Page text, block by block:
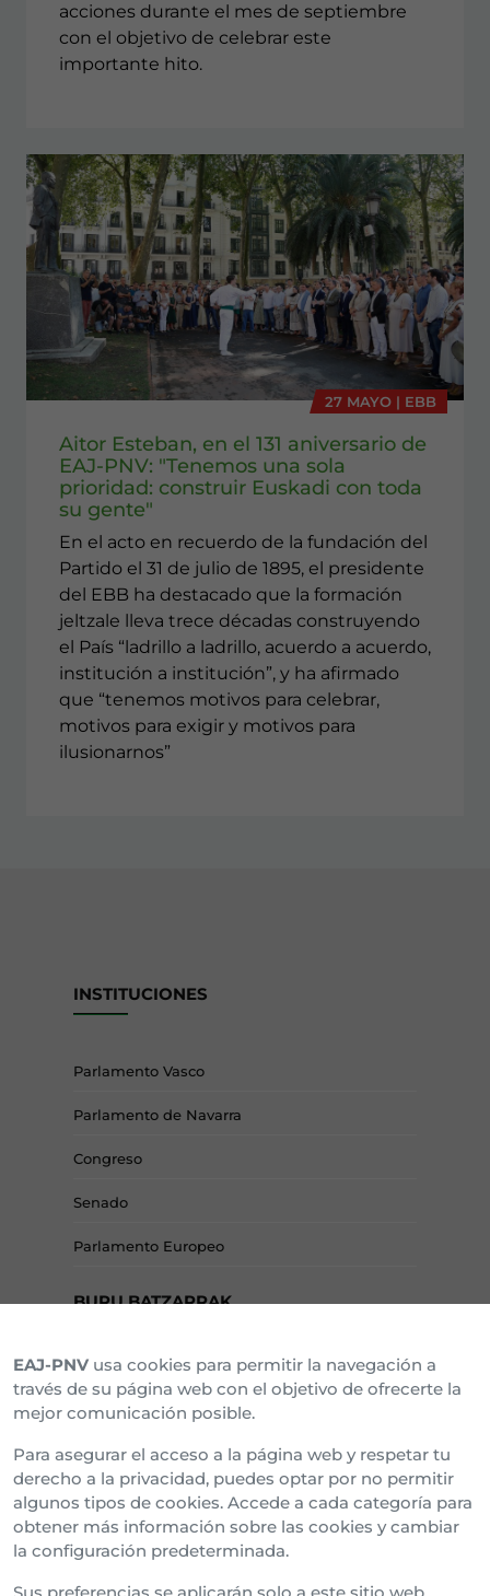
acciones durante el mes de septiembre
con el objetivo de celebrar este
importante hito.
27 MAYO | EBB
Aitor Esteban, en el 131 aniversario de
EAJ-PNV: "Tenemos una sola
prioridad: construir Euskadi con toda
su gente"
En el acto en recuerdo de la fundación del
Partido el 31 de julio de 1895, el presidente
del EBB ha destacado que la formación
jeltzale lleva trece décadas construyendo
el País “ladrillo a ladrillo, acuerdo a acuerdo,
institución a institución”, y ha afirmado
que “tenemos motivos para celebrar,
motivos para exigir y motivos para
ilusionarnos”
INSTITUCIONES
Parlamento Vasco
Parlamento de Navarra
Congreso
Senado
Parlamento Europeo
BURU BATZARRAK
Araba Buru Batzar
Bizkai Buru Batzar
Gipuzko Buru Batzar
Ipar Buru Batzar
Napar Buru Batzar
EAJ-PNV usa cookies para permitir la navegación a
través de su página web con el objetivo de ofrecerte la
mejor comunicación posible.
Para asegurar el acceso a la página web y respetar tu
derecho a la privacidad, puedes optar por no permitir
algunos tipos de cookies. Accede a cada categoría para
obtener más información sobre las cookies y cambiar
la configuración predeterminada.